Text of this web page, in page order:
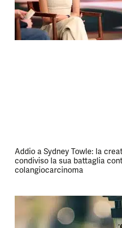
Addio a Sydney Towle: la
condiviso la sua battaglia
colangiocarcinoma